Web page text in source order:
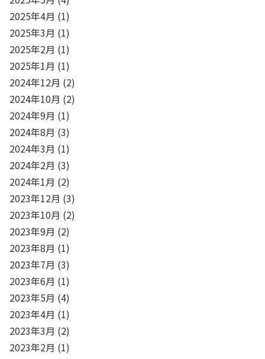
2025年4月 (1)
2025年3月 (1)
2025年2月 (1)
2025年1月 (1)
2024年12月 (2)
2024年10月 (2)
2024年9月 (1)
2024年8月 (3)
2024年3月 (1)
2024年2月 (3)
2024年1月 (2)
2023年12月 (3)
2023年10月 (2)
2023年9月 (2)
2023年8月 (1)
2023年7月 (3)
2023年6月 (1)
2023年5月 (4)
2023年4月 (1)
2023年3月 (2)
2023年2月 (1)